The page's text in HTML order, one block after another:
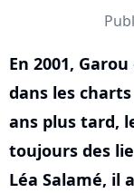
En 2001,
dans les
ans plus tard,
toujours des
Léa Salamé, il